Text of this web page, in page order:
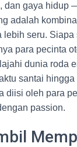
dan gaya hidup
adalah
lebih seru.
para pecinta
dunia roda
santai
diisi oleh para
passion.